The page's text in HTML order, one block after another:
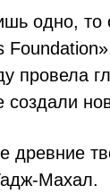
одно, то
провела
древние
Махал.